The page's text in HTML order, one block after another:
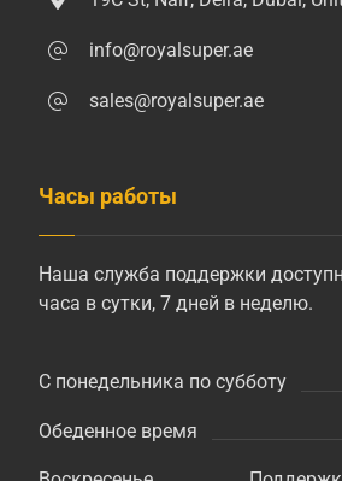
info@royalsuper.ae
sales@royalsuper.ae
Часы работы
Наша служба поддержки
часа в сутки, 7 дней в неделю.
С понедельника по субботу
Обеденное время